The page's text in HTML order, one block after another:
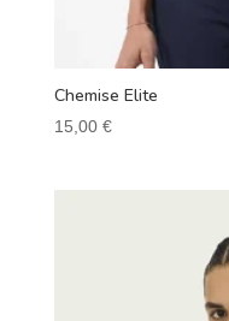
Chemise Elite
15,00 €